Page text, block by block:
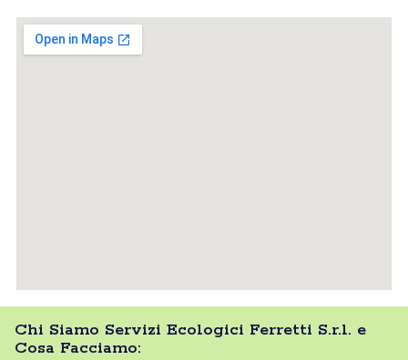
Chi Siamo Servizi Ecologici Ferretti S.r.l. e
Cosa Facciamo: